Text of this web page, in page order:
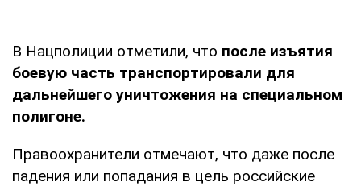
В Нацполиции отметили, что после изъятия
боевую часть транспортировали для
дальнейшего уничтожения на специальном
полигоне.
Правоохранители отмечают, что даже после
падения или попадания в цель российские